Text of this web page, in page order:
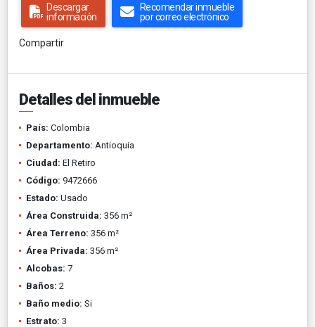
Descargar
información
Recomendar inmueble
por correo electrónico
Compartir
Detalles del inmueble
País: Colombia
Departamento: Antioquia
Ciudad: El Retiro
Código: 9472666
Estado: Usado
Área Construida: 356 m²
Área Terreno: 356 m²
Área Privada: 356 m²
Alcobas: 7
Baños: 2
Baño medio: Si
Estrato: 3